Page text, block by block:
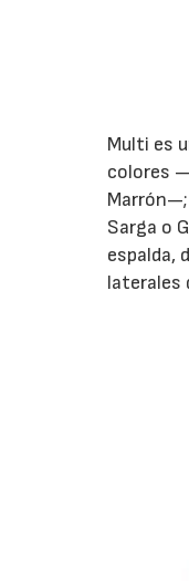
Multi es
colores
Sarga o
espalda,
laterales